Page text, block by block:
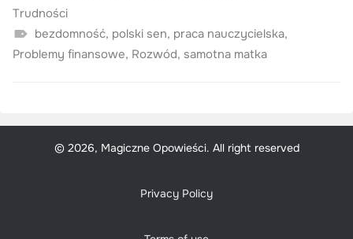
Trudności
bezdomność, polski sen, praca nauczycielska,
Problemy finansowe, Rozwód, samotna matka
© 2026, Magiczne Opowieści. All right reserved
Privacy Policy